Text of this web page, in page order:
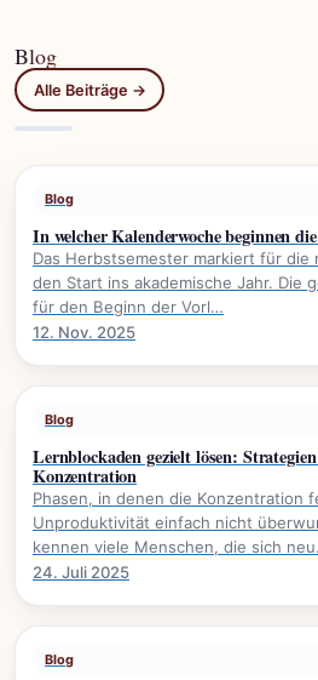
Blog
Alle Beiträge →
Blog
In welcher Kalenderwoche beginnen
Das Herbstsemester markiert für die
den Start ins akademische Jahr. Die
für den Beginn der Vorl…
12. Nov. 2025
Blog
Lernblockaden gezielt lösen:
Konzentration
Phasen, in denen die Konzentration
Unproduktivität einfach nicht
kennen viele Menschen, die sich
24. Juli 2025
Blog